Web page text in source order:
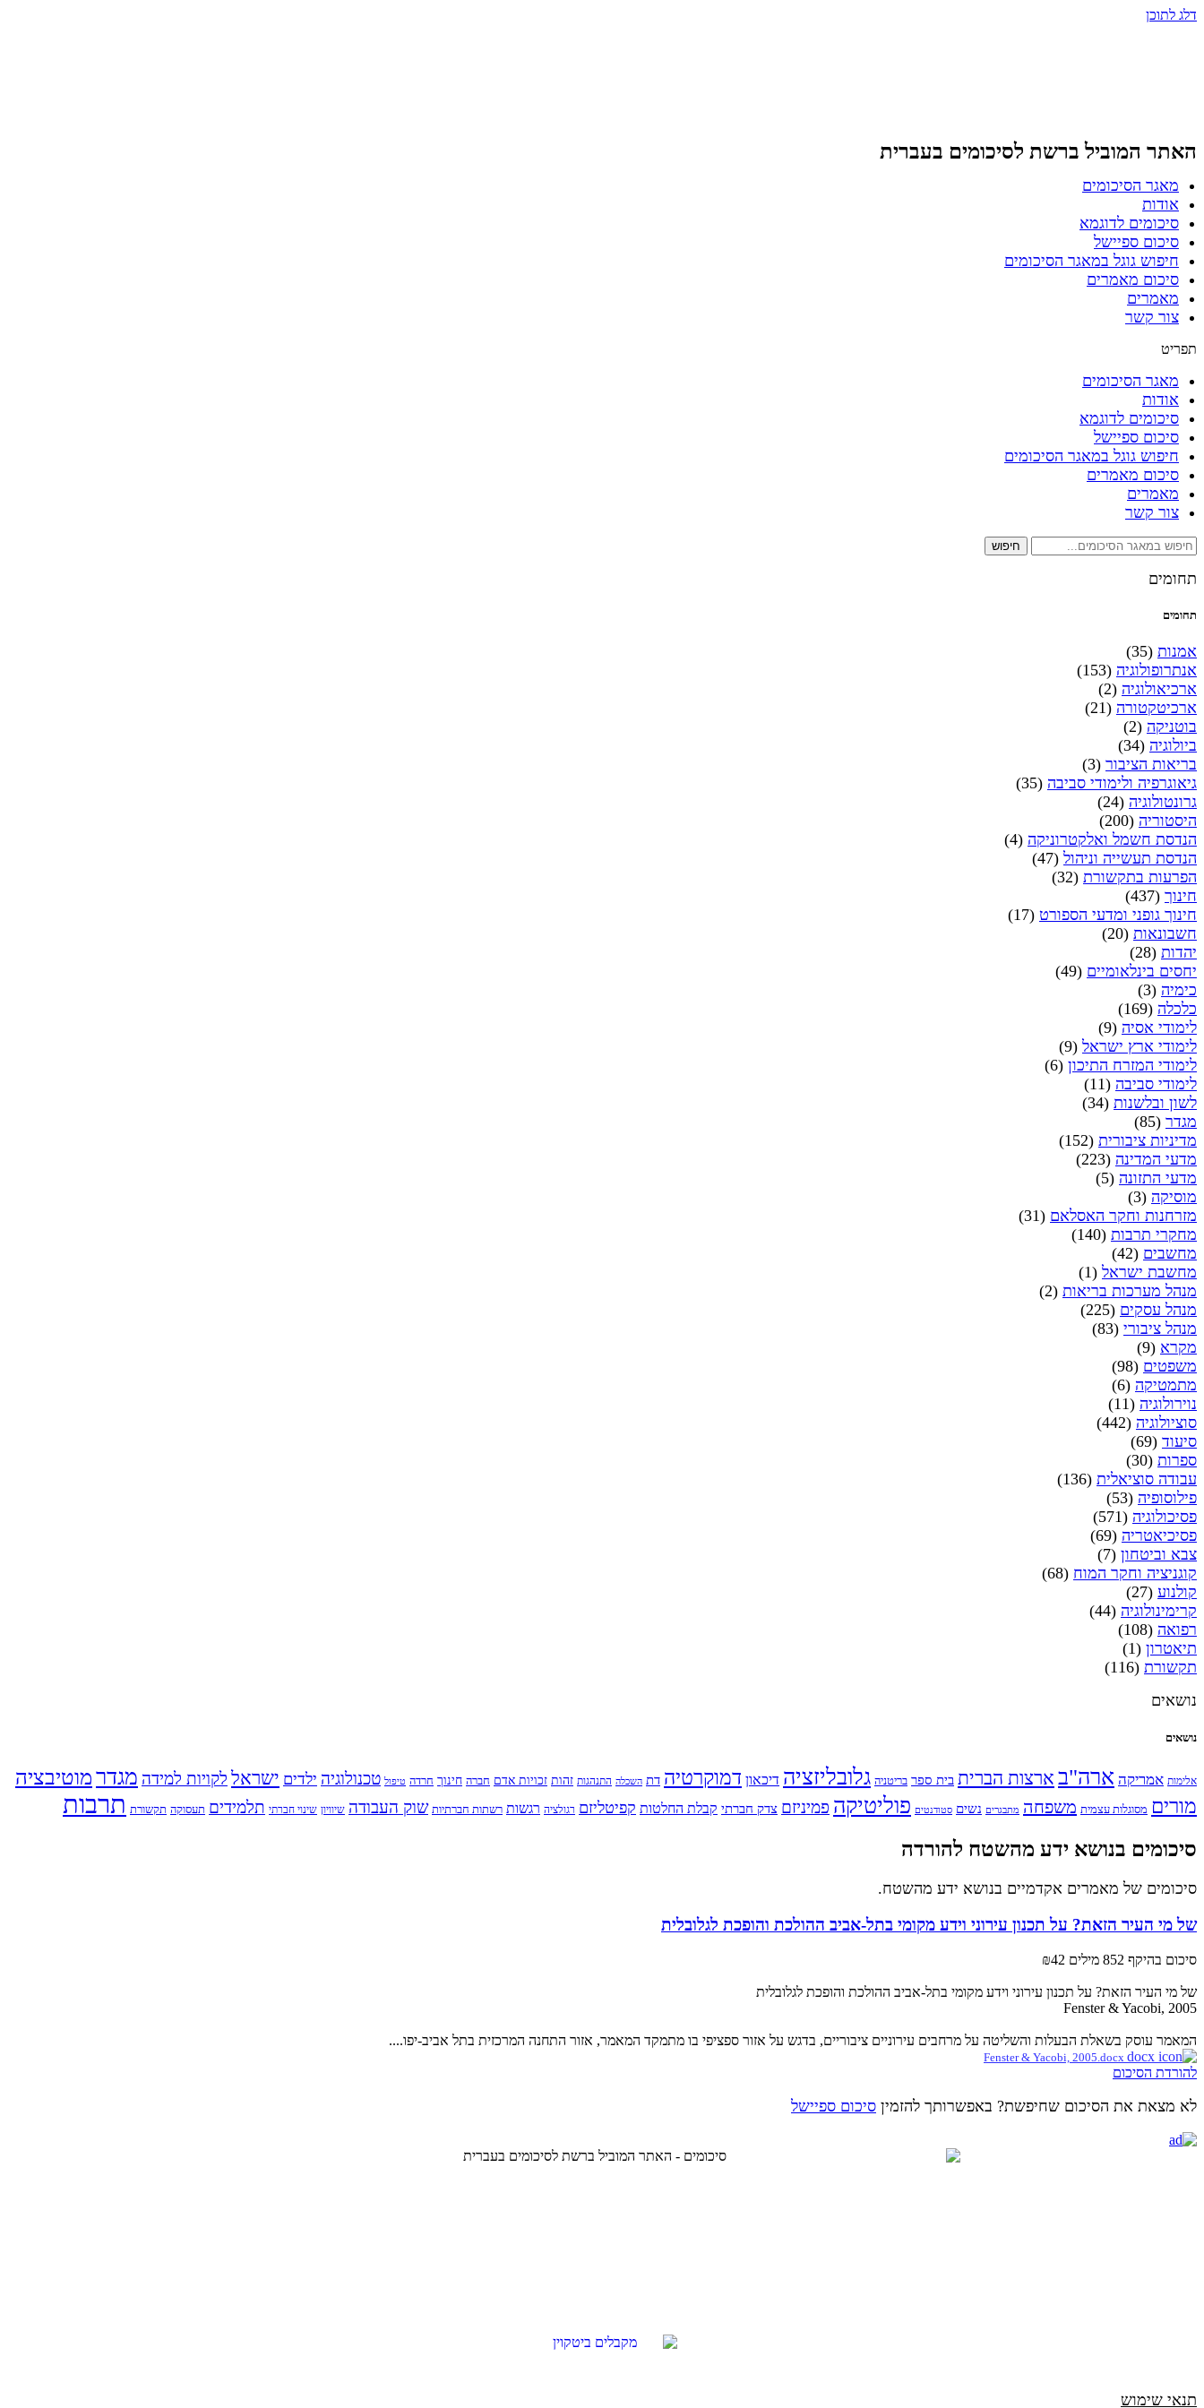
דלג לתוכן
האתר המוביל ברשת לסיכומים בעברית
מאגר הסיכומים
אודות
סיכומים לדוגמא
סיכום ספיישל
חיפוש גוגל במאגר הסיכומים
סיכום מאמרים
מאמרים
צור קשר
תפריט
מאגר הסיכומים
אודות
סיכומים לדוגמא
סיכום ספיישל
חיפוש גוגל במאגר הסיכומים
סיכום מאמרים
מאמרים
צור קשר
חיפוש
תחומים
תחומים
אמנות (35)
אנתרופולוגיה (153)
ארכיאולוגיה (2)
ארכיטקטורה (21)
בוטניקה (2)
ביולוגיה (34)
בריאות הציבור (3)
גיאוגרפיה ולימודי סביבה (35)
גרונטולוגיה (24)
היסטוריה (200)
הנדסת חשמל ואלקטרוניקה (4)
הנדסת תעשייה וניהול (47)
הפרעות בתקשורת (32)
חינוך (437)
חינוך גופני ומדעי הספורט (17)
חשבונאות (20)
יהדות (28)
יחסים בינלאומיים (49)
כימיה (3)
כלכלה (169)
לימודי אסיה (9)
לימודי ארץ ישראל (9)
לימודי המזרח התיכון (6)
לימודי סביבה (11)
לשון ובלשנות (34)
מגדר (85)
מדיניות ציבורית (152)
מדעי המדינה (223)
מדעי התזונה (5)
מוסיקה (3)
מזרחנות וחקר האסלאם (31)
מחקרי תרבות (140)
מחשבים (42)
מחשבת ישראל (1)
מנהל מערכות בריאות (2)
מנהל עסקים (225)
מנהל ציבורי (83)
מקרא (9)
משפטים (98)
מתמטיקה (6)
נוירולוגיה (11)
סוציולוגיה (442)
סיעוד (69)
ספרות (30)
עבודה סוציאלית (136)
פילוסופיה (53)
פסיכולוגיה (571)
פסיכיאטריה (69)
צבא וביטחון (7)
קוגניציה וחקר המוח (68)
קולנוע (27)
קרימינולוגיה (44)
רפואה (108)
תיאטרון (1)
תקשורת (116)
נושאים
נושאים
אלימות אמריקה ארה"ב ארצות הברית בית ספר בריטניה גלובליזציה דיכאון דמוקרטיה דת השכלה התנהגות זהות זכויות אדם חברה חינוך חרדה טיפול טכנולוגיה ילדים ישראל לקויות למידה מגדרמוטיבציה
מורים מסוגלות עצמית משפחה מתבגרים נשים סטודנטים פוליטיקה פמיניזם צדק חברתי קבלת החלטות קפיטליזם רגולציה רגשות רשתות חברתיות שוק העבודה שיוויון שינוי חברתי תלמידים תעסוקה תקשורת תרבות
סיכומים בנושא ידע מהשטח להורדה
סיכומים של מאמרים אקדמיים בנושא ידע מהשטח.
של מי העיר הזאת? על תכנון עירוני וידע מקומי בתל-אביב ההולכת והופכת לגלובלית
סיכום בהיקף 852 מילים ₪42
של מי העיר הזאת? על תכנון עירוני וידע מקומי בתל-אביב ההולכת והופכת לגלובלית
Fenster & Yacobi, 2005
המאמר עוסק בשאלת הבעלות והשליטה על מרחבים עירוניים ציבוריים, בדגש על אזור ספציפי בו מתמקד המאמר, אזור התחנה המרכזית בתל אביב-יפו....
להורדת הסיכום
לא מצאת את הסיכום שחיפשת? באפשרותך להזמין סיכום ספיישל
תנאי שימוש